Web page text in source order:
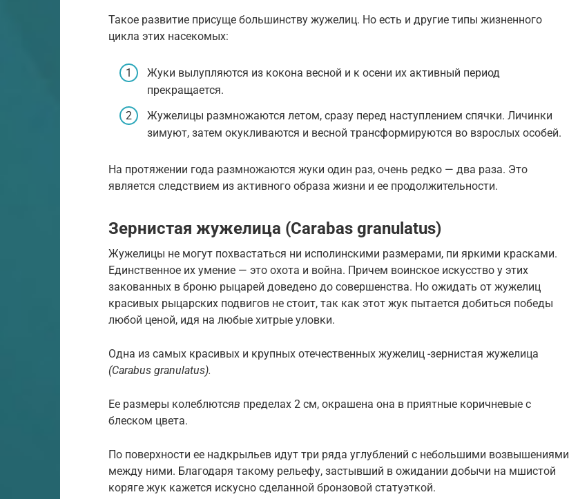
Такое развитие присуще большинству жужелиц. Но есть и другие типы жизненного
цикла этих насекомых:
Жуки вылупляются из кокона весной и к осени их активный период
прекращается.
Жужелицы размножаются летом, сразу перед наступлением спячки. Личинки
зимуют, затем окукливаются и весной трансформируются во взрослых особей.
На протяжении года размножаются жуки один раз, очень редко — два раза. Это
является следствием из активного образа жизни и ее продолжительности.
Зернистая жужелица (Carabas granulatus)
Жужелицы не могут похвастаться ни исполинскими размерами, пи яркими красками.
Единственное их умение — это охота и война. Причем воинское искусство у этих
закованных в броню рыцарей доведено до совершенства. Но ожидать от жужелиц
красивых рыцарских подвигов не стоит, так как этот жук пытается добиться победы
любой ценой, идя на любые хитрые уловки.
Одна из самых красивых и крупных отечественных жужелиц -зернистая жужелица
(Carabus granulatus).
Ее размеры колеблютсяв пределах 2 см, окрашена она в приятные коричневые с
блеском цвета.
По поверхности ее надкрыльев идут три ряда углублений с небольшими возвышениями
между ними. Благодаря такому рельефу, застывший в ожидании добычи на мшистой
коряге жук кажется искусно сделанной бронзовой статуэткой.